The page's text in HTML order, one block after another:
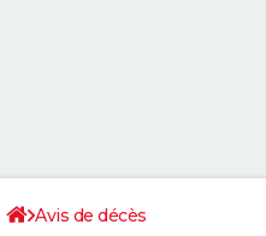
Avis de décès